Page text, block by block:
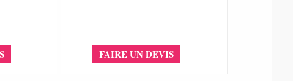
FAIRE UN DEVIS